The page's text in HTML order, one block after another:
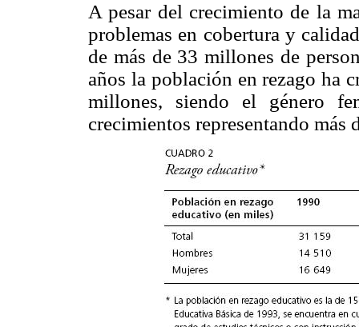
A pesar del crecimiento de la
problemas en cobertura y
de más de 33 millones de
años la población en rezago ha
millones, siendo el género
crecimientos representando más